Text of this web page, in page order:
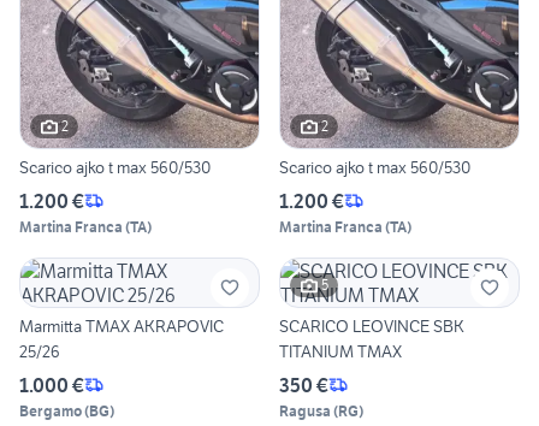
2
Scarico ajko t max 560/530
1.200 €
Martina Franca (TA)
2
Scarico ajko t max 560/530
1.200 €
Martina Franca (TA)
Marmitta TMAX AKRAPOVIC
25/26
1.000 €
Bergamo(BG)
5
SCARICO LEOVINCE SBK
TITANIUM TMAX
350 €
Ragusa (RG)